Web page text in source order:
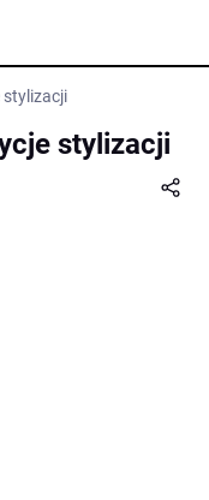
stylizacji
stylizacji